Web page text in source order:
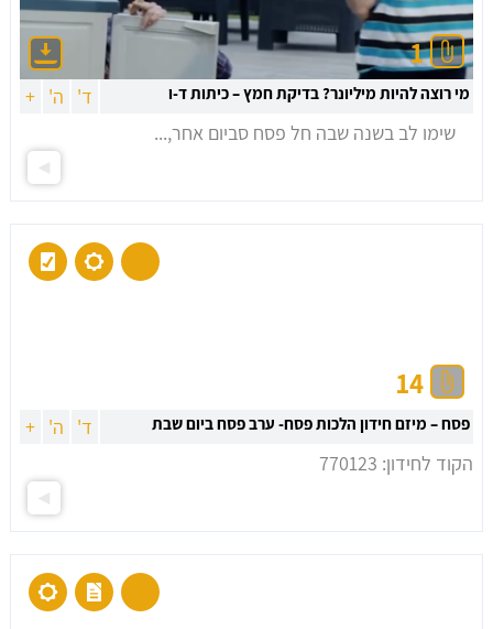
1
מי רוצה להיות מיליונר? בדיקת חמץ – כיתות ד-ו ד' ה' +
שימו לב בשנה שבה חל פסח סביום אחר,...
14
פסח – מיזם חידון הלכות פסח- ערב פסח ביום שבת ד' ה' +
הקוד לחידון: 770123